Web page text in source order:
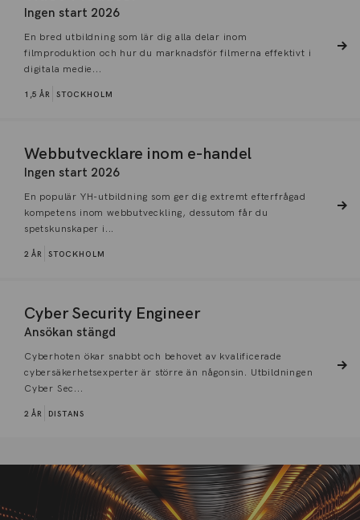
Ingen start 2026
En bred utbildning som lär dig alla delar inom
filmproduktion och hur du marknadsför filmerna effektivt i
digitala medie...
1,5 ÅR STOCKHOLM
Webbutvecklare inom e-handel
Ingen start 2026
En populär YH-utbildning som ger dig extremt efterfrågad
kompetens inom webbutveckling, dessutom får du
spetskunskaper i...
2 ÅR STOCKHOLM
Cyber Security Engineer
Ansökan stängd
Cyberhoten ökar snabbt och behovet av kvalificerade
cybersäkerhetsexperter är större än någonsin. Utbildningen
Cyber Sec...
2 ÅR DISTANS